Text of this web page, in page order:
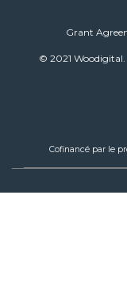
Grant
© 2021
Cofinancé par le